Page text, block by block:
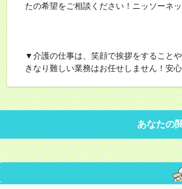
たの希望をご相談ください！ニッソーネ
▼介護の仕事は、笑顔で挨拶をすること
きなり難しい業務はお任せしません！安
あなたの